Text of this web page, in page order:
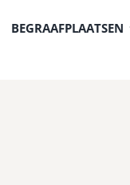
BEGRAAFPLAATSEN